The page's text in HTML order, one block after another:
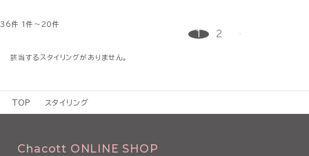
36件 1件～20件
1 2
該当するスタイリングがありません。
TOP スタイリング
Chacott ONLINE SHOP